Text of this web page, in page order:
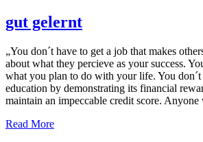
gut gelernt
„You don´t have to get a job that makes
about what they percieve as your success.
what you plan to do with your life. You
education by demonstrating its financial
maintain an impeccable credit score.
Read More